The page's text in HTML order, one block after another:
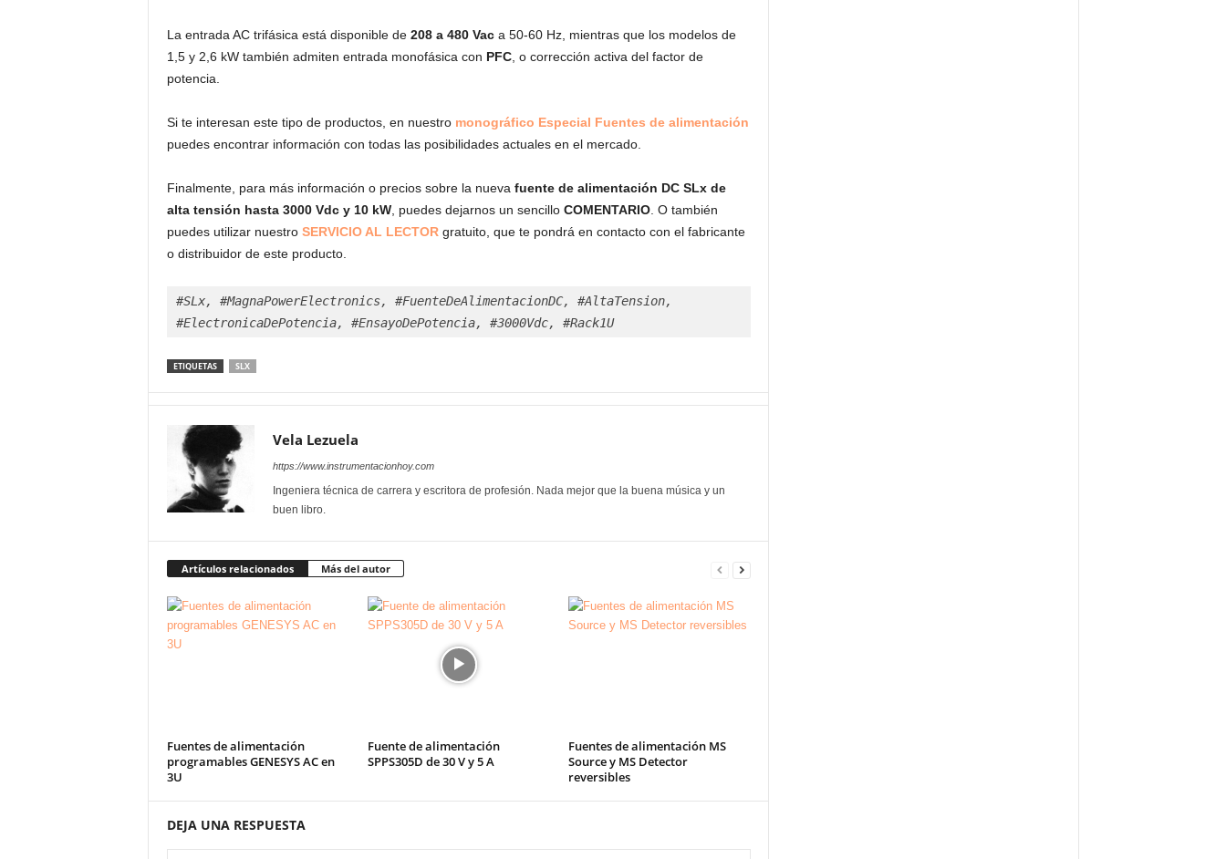
La entrada AC trifásica está disponible de 208 a 480 Vaca 50-60 Hz, mientras que los modelos de
1,5 y 2,6 kW también admiten entrada monofásica con PFC, o corrección activa del factor de
potencia.
Si te interesan este tipo de productos, en nuestro monográfico Especial Fuentes de alimentación
puedes encontrar información con todas las posibilidades actuales en el mercado.
Finalmente, para más información o precios sobre la nueva fuente de alimentación DC SLx de
alta tensión hasta 3000 Vdc y 10 kW, puedes dejarnos un sencillo COMENTARIO. O también
puedes utilizar nuestro SERVICIO AL LECTORgratuito, que te pondrá en contacto con el fabricante
o distribuidor de este producto.
#SLx, #MagnaPowerElectronics, #FuenteDeAlimentacionDC, #AltaTension,
#ElectronicaDePotencia, #EnsayoDePotencia, #3000Vdc, #Rack1U
ETIQUETAS SLX
Vela Lezuela
https://www.instrumentacionhoy.com
Ingeniera técnica de carrera y escritora de profesión. Nada mejor que la buena música y un
buen libro.
Artículos relacionados Más del autor
Fuentes de alimentación
programables GENESYS AC en
3U
Fuente de alimentación
SPPS305D de 30 V y 5 A
Fuentes de alimentación MS
Source y MS Detector
reversibles
DEJA UNA RESPUESTA